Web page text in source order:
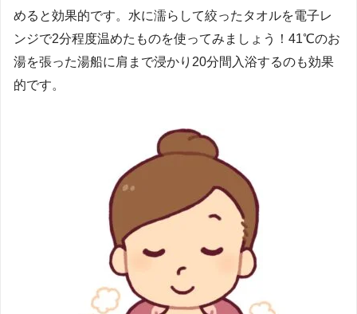
めると効果的です。水に濡らして絞ったタオルを電子レ
ンジで2分程度温めたものを使ってみましょう！41℃のお
湯を張った湯船に肩まで浸かり20分間入浴するのも効果
的です。